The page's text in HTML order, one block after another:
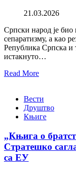
21.03.2026
Српски народ је био
сепаратизму, а као
Република Српска и
истакнуто…
Read More
Вести
Друштво
Књиге
„Књига о
Стратешко
са ЕУ